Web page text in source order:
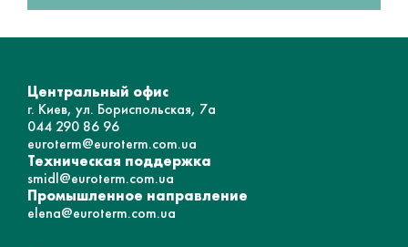
Центральный офис
г. Киев, ул. Бориспольская, 7а
044 290 86 96
euroterm@euroterm.com.ua
Техническая поддержка
smidl@euroterm.com.ua
Промышленное направление
elena@euroterm.com.ua